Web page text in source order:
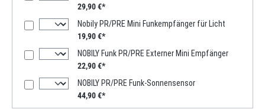
29,90 €*
Nobily PR/PRE Mini Funkempfänger für Licht
19,90 €*
NOBILY Funk PR/PRE Externer Mini Empfänger
22,90 €*
NOBILY PR/PRE Funk-Sonnensensor
44,90 €*